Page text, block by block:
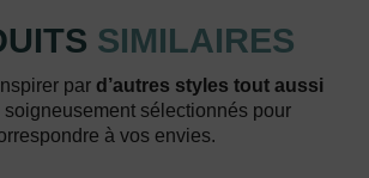
SIMILAIRES
par d’autres styles tout aussi
soigneusement sélectionnés pour
à vos envies.